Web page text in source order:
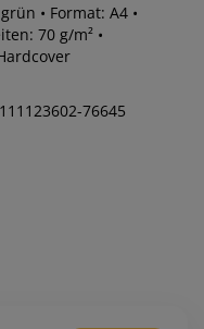
• Format: A4 •
70 g/m² •
192 Seiten (96 Blatt) • Hardcover
76645